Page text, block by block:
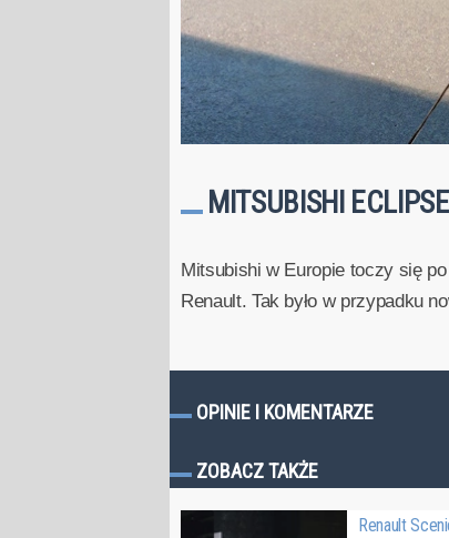
MITSUBISHI
Mitsubishi w Europie toczy się
Renault. Tak było w przypadku
OPINIE I KOMENTARZE
ZOBACZ TAKŻE
Renault